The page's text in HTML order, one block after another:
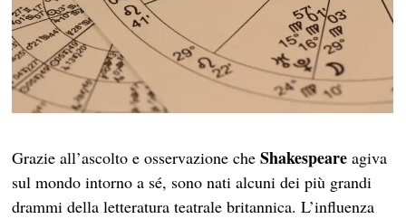
Grazie all’ascolto e osservazione cheShakespeareagiva
sul mondo intorno a sé, sono nati alcuni dei più grandi
drammi della letteratura teatrale britannica. L’influenza